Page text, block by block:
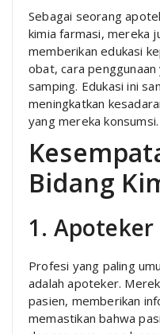
Sebagai seorang
kimia farmasi, mereka
memberikan edukasi
obat, cara
samping. Edukasi ini
meningkatkan
yang mereka konsumsi.
Bidang
1. Apoteker
Profesi yang paling
adalah apoteker.
pasien, memberikan
memastikan bahwa